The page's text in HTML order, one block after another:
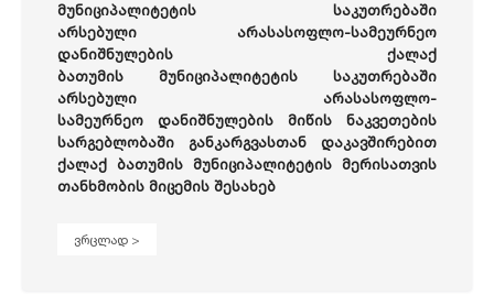
მუნიციპალიტეტის საკუთრებაში
არსებული არასასოფლო-სამეურნეო
დანიშნულების ქალაქ
ბათუმის მუნიციპალიტეტის საკუთრებაში
არსებული არასასოფლო-
სამეურნეო დანიშნულების მიწის ნაკვეთების
სარგებლობაში განკარგვასთან დაკავშირებით
ქალაქ ბათუმის მუნიციპალიტეტის მერისათვის
თანხმობის მიცემის შესახებ
ვრცლად >